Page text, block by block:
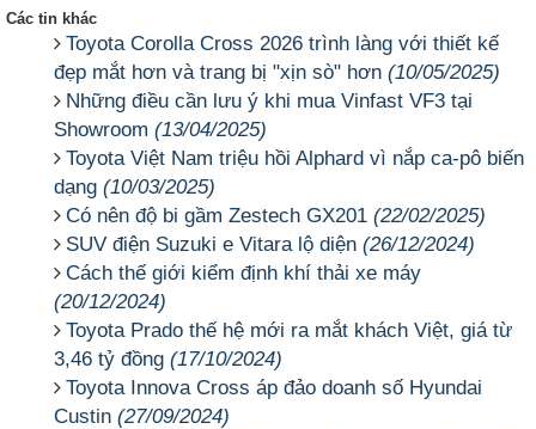
Các tin khác
Toyota Corolla Cross 2026 trình làng với thiết kế
đẹp mắt hơn và trang bị "xịn sò" hơn (10/05/2025)
Những điều cần lưu ý khi mua Vinfast VF3 tại
Showroom (13/04/2025)
Toyota Việt Nam triệu hồi Alphard vì nắp ca-pô biến
dạng (10/03/2025)
Có nên độ bi gầm Zestech GX201 (22/02/2025)
SUV điện Suzuki e Vitara lộ diện (26/12/2024)
Cách thế giới kiểm định khí thải xe máy
(20/12/2024)
Toyota Prado thế hệ mới ra mắt khách Việt, giá từ
3,46 tỷ đồng (17/10/2024)
Toyota Innova Cross áp đảo doanh số Hyundai
Custin (27/09/2024)